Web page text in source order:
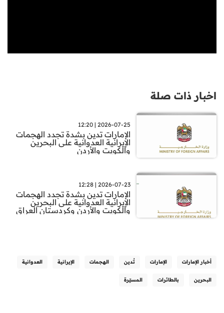
اخبار ذات صلة
2026-07-25 | 12:20
الإمارات تدين بشدة تجدد الهجمات
الإيرانية العدوانية على البحرين
والكويت والأردن
2026-07-23 | 12:28
الإمارات تدين بشدة تجدد الهجمات
الإيرانية العدوانية على البحرين
والكويت والأردن وكردستان العراق
أخبار الإمارات الإمارات تُدين الهجمات الإيرانية العدوانية
البحرين بالطائرات المسيّرة